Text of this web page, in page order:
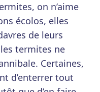
on n’aime
écolos, elles
de leurs
termites ne
Certaines,
d’enterrer tout